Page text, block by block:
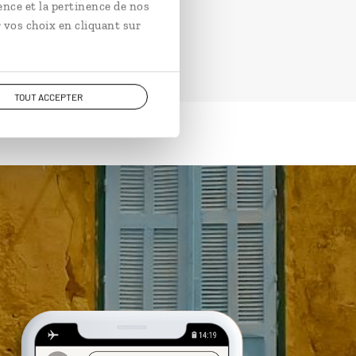
et la pertinence de nos
vos choix en cliquant sur
TOUT ACCEPTER